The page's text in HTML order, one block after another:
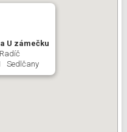
U zámečku
Radíč
Sedlčany